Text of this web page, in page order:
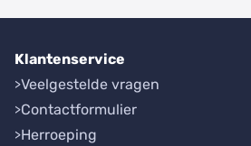
Klantenservice
Veelgestelde vragen
Contactformulier
Herroeping